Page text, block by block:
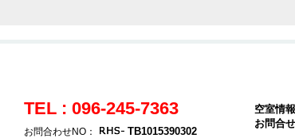
TEL : 096-245-7363
お問合わせNO： TB1015390302
空室情
お問合